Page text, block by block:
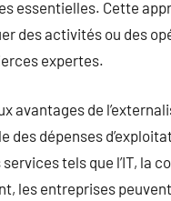
essentielles. Cette
des activités ou des
expertes.
avantages de
des dépenses
tels que l’IT, la
les entreprises